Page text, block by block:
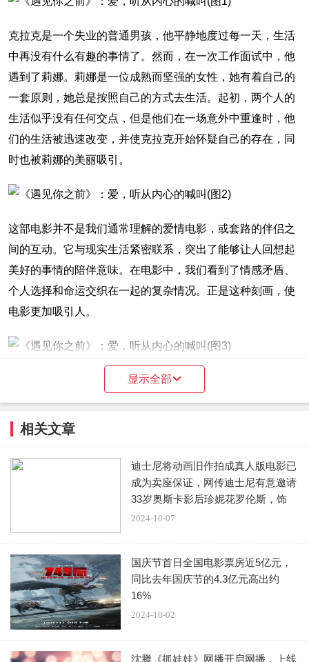
克拉克是一个失业的普通男孩，他平静地度过每一天，生活
中再没有什么有趣的事情了。然而，在一次工作面试中，他
遇到了莉娜。莉娜是一位成熟而坚强的女性，她有着自己的
一套原则，她总是按照自己的方式去生活。起初，两个人的
生活似乎没有任何交点，但是他们在一场意外中重逢时，他
们的生活被迅速改变，并使克拉克开始怀疑自己的存在，同
时也被莉娜的美丽吸引。
这部电影并不是我们通常理解的爱情电影，或套路的伴侣之
间的互动。它与现实生活紧密联系，突出了能够让人回想起
美好的事情的陪伴意味。在电影中，我们看到了情感矛盾、
个人选择和命运交织在一起的复杂情况。正是这种刻画，使
电影更加吸引人。
最美丽的是，当计划走不通时，爱会带我们去到一条新的道
路，这也是克拉克的发现。在他试图改变莉娜的想法时，他
表现出了动人的坚强和勇气，从而使他们的人生轨迹发生了
好的遇见，关于我们在懂得追求的过程中对爱与生活的思
考，以及最终了解谁真正使我们感到完整的旅程。
最值得一提的是电影中的配乐，它将观众带进了情感丰富的
旅程中。每首歌曲都与电影情节相对应，从而使观众更深入
地理解电影的主题，并在线上播放列表中产生新的搜索结
果。
显示全部
相关文章
迪士尼将动画旧作拍成真人版电影已
成为卖座保证，网传迪士尼有意邀请
33岁奥斯卡影后珍妮花罗伦斯，饰
演“
2024-10-07
国庆节首日全国电影票房近5亿元，
同比去年国庆节的4.3亿元高出约
16%
2024-10-02
沈腾《抓娃娃》网播开启网播，上线